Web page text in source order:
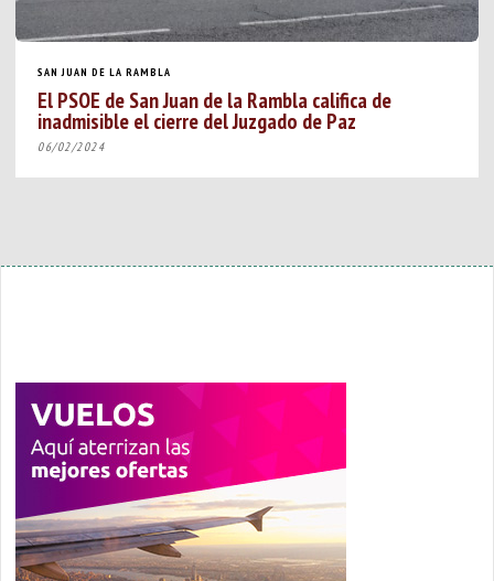
SAN JUAN DE LA RAMBLA
El PSOE de San Juan de la Rambla califica de
inadmisible el cierre del Juzgado de Paz
06/02/2024